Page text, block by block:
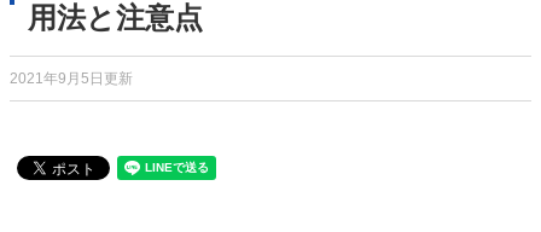
用法と注意点
2021年9月5日更新